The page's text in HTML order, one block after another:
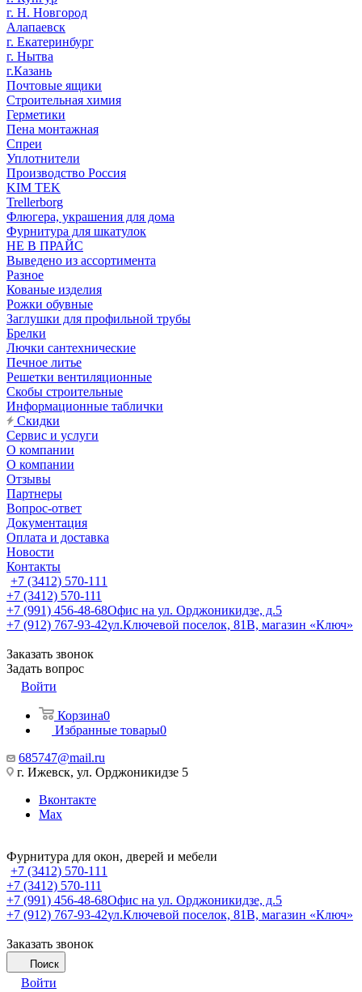
г. Н. Новгород
Алапаевск
г. Екатеринбург
г. Нытва
г.Казань
Почтовые ящики
Строительная химия
Герметики
Пена монтажная
Спреи
Уплотнители
Производство Россия
KIM TEK
Trellerborg
Флюгера, украшения для дома
Фурнитура для шкатулок
НЕ В ПРАЙС
Выведено из ассортимента
Разное
Кованые изделия
Рожки обувные
Заглушки для профильной трубы
Брелки
Лючки сантехнические
Печное литье
Решетки вентиляционные
Скобы строительные
Информационные таблички
Скидки
Сервис и услуги
О компании
О компании
Отзывы
Партнеры
Вопрос-ответ
Документация
Оплата и доставка
Новости
Контакты
+7 (3412) 570-111
+7 (3412) 570-111
+7 (991) 456-48-68Офис на ул. Орджоникидзе, д.5
+7 (912) 767-93-42ул.Ключевой поселок, 81В, магазин «Ключ»
Заказать звонок
Задать вопрос
Войти
Корзина0
Избранные товары0
685747@mail.ru
г. Ижевск, ул. Орджоникидзе 5
Вконтакте
Max
Фурнитура для окон, дверей и мебели
+7 (3412) 570-111
+7 (3412) 570-111
+7 (991) 456-48-68Офис на ул. Орджоникидзе, д.5
+7 (912) 767-93-42ул.Ключевой поселок, 81В, магазин «Ключ»
Заказать звонок
Поиск
Войти